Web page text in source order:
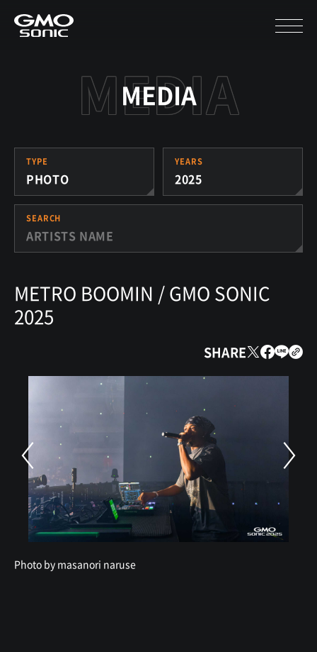
MEDIA
TYPE
PHOTO
YEARS
2025
SEARCH
METRO BOOMIN / GMO SONIC
2025
SHARE
Photo by masanori naruse